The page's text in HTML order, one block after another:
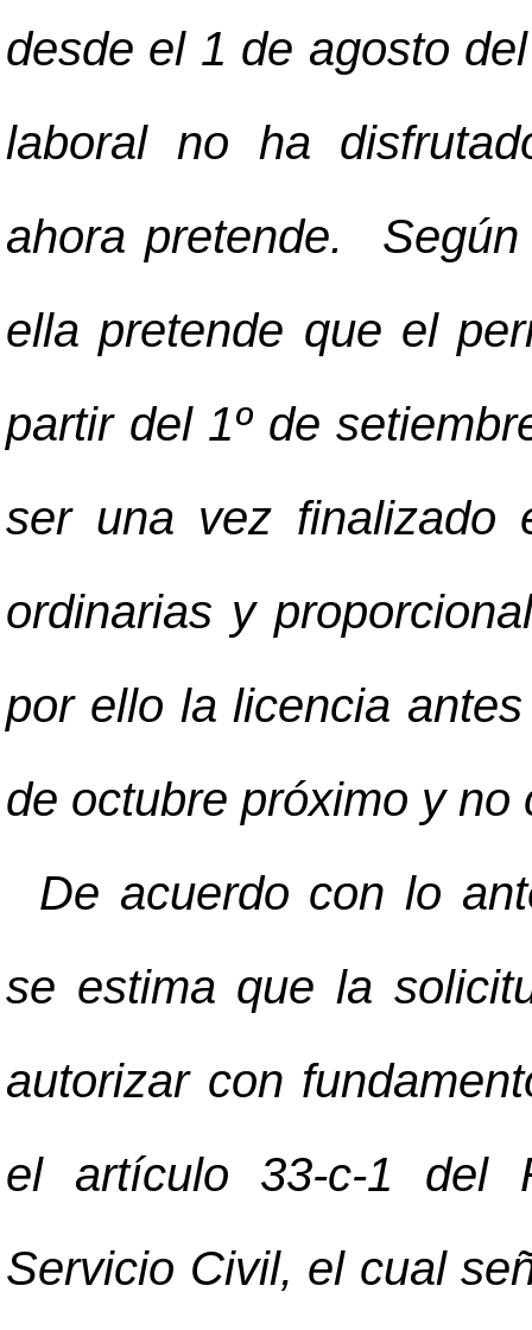
desde el 1 de agosto
laboral no ha
ahora pretende.
ella pretende que el
partir del 1º de
ser una vez finalizado
ordinarias y
por ello la licencia
de octubre próximo y
De acuerdo con lo
se estima que la
autorizar con
el artículo 33-c-1 del
Servicio Civil, el cual